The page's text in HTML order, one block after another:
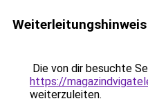
Weiterleitungshinweis
Die von dir besuchte
https://
weiterzuleiten.